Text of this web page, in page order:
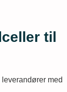
til
med